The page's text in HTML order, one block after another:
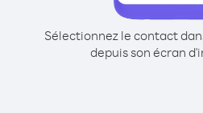
Sélectionnez le contact
depuis son écran